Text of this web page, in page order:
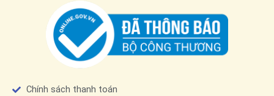
Chính sách thanh toán